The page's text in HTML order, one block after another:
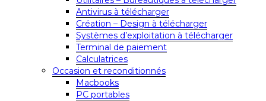
Antivirus à télécharger
Création – Design à télécharger
Systèmes d’exploitation à télécharger
Terminal de paiement
Calculatrices
Occasion et reconditionnés
Macbooks
PC portables